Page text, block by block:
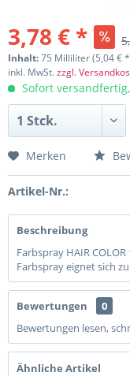
3,78 € *
Inhalt:75 Milliliter (5,04 €
inkl. MwSt.zzgl.
Sofort
Merken
Artikel-Nr.:
Beschreibung
Farbspray HAIR
Farbspray eignet sich
Bewertungen
0
Bewertungen lesen,
Ähnliche Artikel